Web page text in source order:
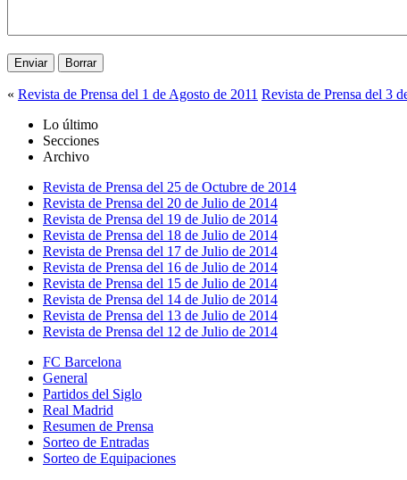
« Revista de Prensa del 1 de Agosto de 2011 Revista de Prensa del 3
Lo último
Secciones
Archivo
Revista de Prensa del 25 de Octubre de 2014
Revista de Prensa del 20 de Julio de 2014
Revista de Prensa del 19 de Julio de 2014
Revista de Prensa del 18 de Julio de 2014
Revista de Prensa del 17 de Julio de 2014
Revista de Prensa del 16 de Julio de 2014
Revista de Prensa del 15 de Julio de 2014
Revista de Prensa del 14 de Julio de 2014
Revista de Prensa del 13 de Julio de 2014
Revista de Prensa del 12 de Julio de 2014
FC Barcelona
General
Partidos del Siglo
Real Madrid
Resumen de Prensa
Sorteo de Entradas
Sorteo de Equipaciones